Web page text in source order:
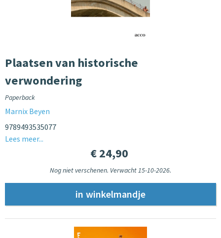
Plaatsen van historische
verwondering
Paperback
Marnix Beyen
9789493535077
Lees meer...
€ 24,90
Nog niet verschenen. Verwacht 15-10-2026.